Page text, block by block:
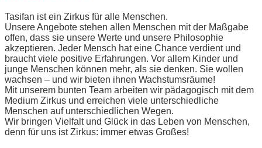
Tasifan ist ein Zirkus für alle Menschen.
Unsere Angebote stehen allen Menschen mit der Maßgabe
offen, dass sie unsere Werte und unsere Philosophie
akzeptieren. Jeder Mensch hat eine Chance verdient und
braucht viele positive Erfahrungen. Vor allem Kinder und
junge Menschen können mehr, als sie denken. Sie wollen
wachsen – und wir bieten ihnen Wachstumsräume!
Mit unserem bunten Team arbeiten wir pädagogisch mit dem
Medium Zirkus und erreichen viele unterschiedliche
Menschen auf unterschiedlichen Wegen.
Wir bringen Vielfalt und Glück in das Leben von Menschen,
denn für uns ist Zirkus: immer etwas Großes!